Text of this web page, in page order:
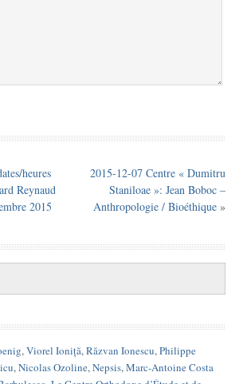
heures
Reynaud
2015
2015-12-07 Centre « Dumitru
Staniloae »: Jean Boboc –
Anthropologie / Bioéthique »
,Viorel Ioniță,Răzvan Ionescu,Philippe
,Nicolas Ozoline,Nepsis,Marc-Antoine Costa